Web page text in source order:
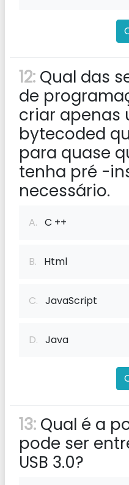
12: Qual das
de
criar apenas
bytecoded
para quase
tenha pré -
necessário.
A. C ++
B. Html
C. JavaScript
D. Java
13: Qual é a
pode ser
USB 3.0?